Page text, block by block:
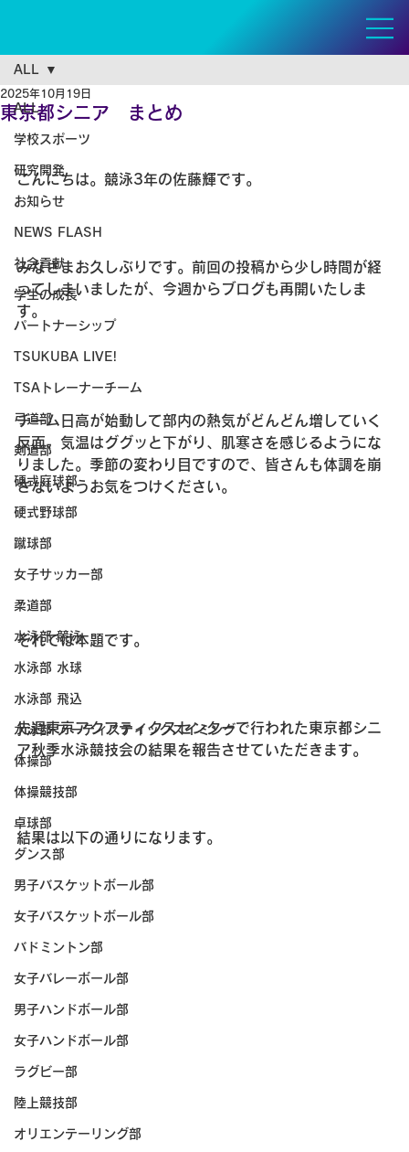
ALL
学校スポーツ
研究開発
お知らせ
NEWS FLASH
社会貢献
学生の成長
パートナーシップ
TSUKUBA LIVE!
TSAトレーナーチーム
弓道部
剣道部
硬式庭球部
硬式野球部
蹴球部
女子サッカー部
柔道部
水泳部 競泳
水泳部 水球
水泳部 飛込
水泳部 アーティスティックスイミング
体操部
体操競技部
卓球部
ダンス部
男子バスケットボール部
女子バスケットボール部
バドミントン部
女子バレーボール部
男子ハンドボール部
女子ハンドボール部
ラグビー部
陸上競技部
オリエンテーリング部
ALL
東京都シニア まとめ
2025年10月19日
こんにちは。競泳3年の佐藤輝です。
みなさまお久しぶりです。前回の投稿から少し時間が経
ってしまいましたが、今週からブログも再開いたしま
す。
チーム日高が始動して部内の熱気がどんどん増していく
反面、気温はググッと下がり、肌寒さを感じるようにな
りました。季節の変わり目ですので、皆さんも体調を崩
さないようお気をつけください。
それでは本題です。
先週東京アクアティクスセンターで行われた東京都シニ
ア秋季水泳競技会の結果を報告させていただきます。
結果は以下の通りになります。